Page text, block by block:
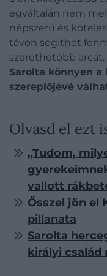
egyáltalán nem
népszerű és
távon segíthet
szerethetőbb arcát.
Sarolta könnyen
szereplőjévé
Olvasd el ezt
„Tudom,
vallott
Ősszel jön el
pillanata
Sarolta
királyi család